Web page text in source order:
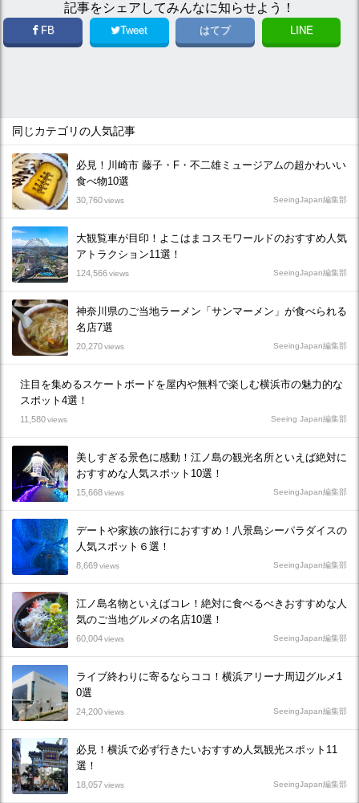
記事をシェアしてみんなに知らせよう！
FB Tweet はてブ LINE
同じカテゴリの人気記事
必見！川崎市 藤子・F・不二雄ミュージアムの超かわいい
食べ物10選
30,760views SeeingJapan編集部
大観覧車が目印！よこはまコスモワールドのおすすめ人気
アトラクション11選！
124,566views SeeingJapan編集部
神奈川県のご当地ラーメン「サンマーメン」が食べられる
名店7選
20,270views SeeingJapan編集部
注目を集めるスケートボードを屋内や無料で楽しむ横浜市の魅力的な
スポット4選！
11,580views Seeing Japan編集部
美しすぎる景色に感動！江ノ島の観光名所といえば絶対に
おすすめな人気スポット10選！
15,668views SeeingJapan編集部
デートや家族の旅行におすすめ！八景島シーパラダイスの
人気スポット６選！
8,669views SeeingJapan編集部
江ノ島名物といえばコレ！絶対に食べるべきおすすめな人
気のご当地グルメの名店10選！
60,004views SeeingJapan編集部
ライブ終わりに寄るならココ！横浜アリーナ周辺グルメ1
0選
24,200views SeeingJapan編集部
必見！横浜で必ず行きたいおすすめ人気観光スポット11
選！
18,057views SeeingJapan編集部